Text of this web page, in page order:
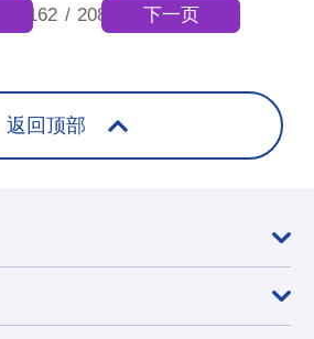
162 / 208 下一页
返回顶部